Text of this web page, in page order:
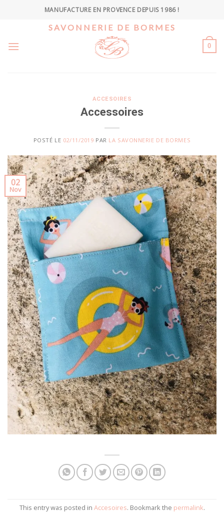
MANUFACTURE EN PROVENCE DEPUIS 1986 !
SAVONNERIE DE BORMES
0
ACCESOIRES
Accessoires
POSTÉ LE 02/11/2019 PAR LA SAVONNERIE DE BORMES
02
Nov
This entry was posted in Accesoires. Bookmark the permalink.